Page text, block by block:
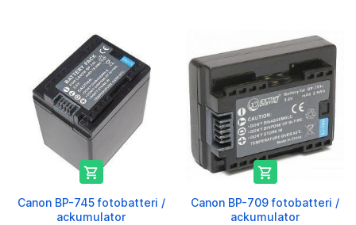

Canon BP-745 fotobatteri /
ackumulator

Canon BP-709 fotobatteri /
ackumulator